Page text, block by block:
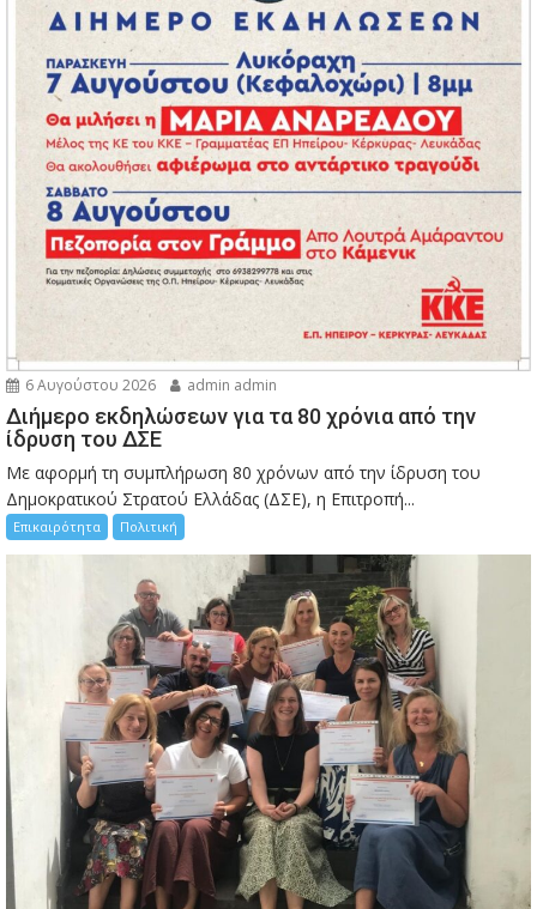
6 Αυγούστου 2026 admin admin
Διήμερο εκδηλώσεων για τα 80 χρόνια από την
ίδρυση του ΔΣΕ
Με αφορμή τη συμπλήρωση 80 χρόνων από την ίδρυση του
Δημοκρατικού Στρατού Ελλάδας (ΔΣΕ), η Επιτροπή...
Επικαιρότητα Πολιτική